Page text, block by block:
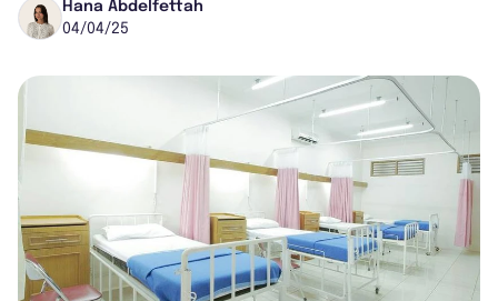
cadre de sa stratégie, la SCPI...
Hana Abdelfettah
04/04/25